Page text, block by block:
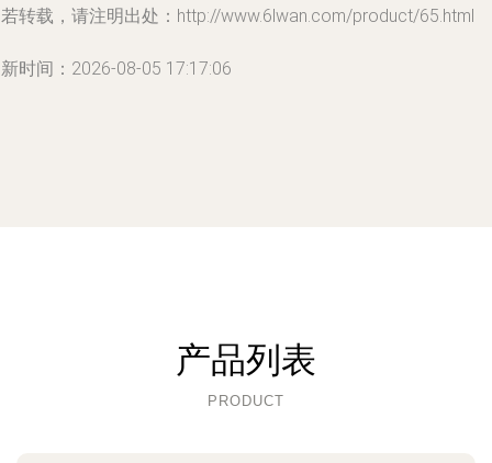
转载，请注明出处：http://www.6lwan.com/product/65.html
时间：2026-08-05 17:17:06
产品列表
PRODUCT